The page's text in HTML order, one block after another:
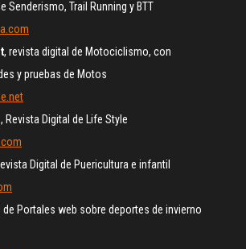
Senderismo, Trail Running y BTT
, revista digital de Motociclismo, con
y pruebas de Motos
, Revista Digital de Life Style
Digital de Puericultura e infantil
de Portales web sobre deportes de invierno